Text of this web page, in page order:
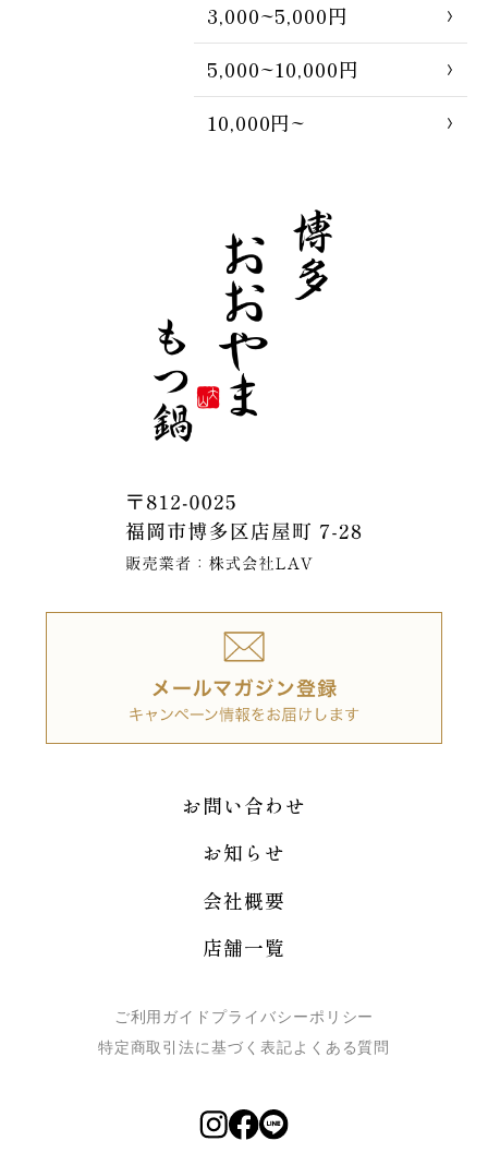
3,000~5,000円
5,000~10,000円
10,000円~
お問い合わせ
お知らせ
会社概要
店舗一覧
ご利用ガイド プライバシーポリシー
特定商取引法に基づく表記よくある質問